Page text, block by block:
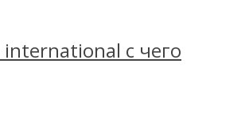
international с чего